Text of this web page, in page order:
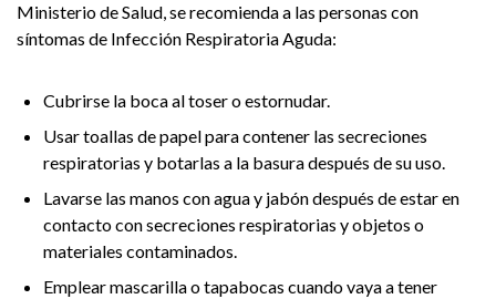
Ministerio de Salud, se recomienda a las personas con
síntomas de Infección Respiratoria Aguda:
Cubrirse la boca al toser o estornudar.
Usar toallas de papel para contener las secreciones
respiratorias y botarlas a la basura después de su uso.
Lavarse las manos con agua y jabón después de estar en
contacto con secreciones respiratorias y objetos o
materiales contaminados.
Emplear mascarilla o tapabocas cuando vaya a tener